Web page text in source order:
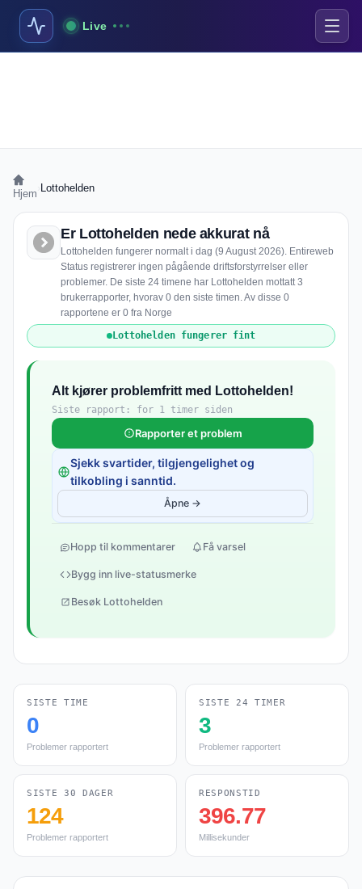
Live
Hjem Lottohelden
Er Lottohelden nede akkurat nå
Lottohelden fungerer normalt i dag (9 August 2026). Entireweb
Status registrerer ingen pågående driftsforstyrrelser eller
problemer. De siste 24 timene har Lottohelden mottatt 3
brukerrapporter, hvorav 0 den siste timen. Av disse 0
rapportene er 0 fra Norge
Lottohelden fungerer fint
Alt kjører problemfritt med Lottohelden!
Siste rapport: for 1 timer siden
Rapporter et problem
Sjekk svartider, tilgjengelighet og
tilkobling i sanntid.
Åpne →
Hopp til kommentarer Få varsel
Bygg inn live-statusmerke
Besøk Lottohelden
SISTE TIME
0
Problemer rapportert
SISTE 24 TIMER
3
Problemer rapportert
SISTE 30 DAGER
124
Problemer rapportert
RESPONSTID
396.77
Millisekunder